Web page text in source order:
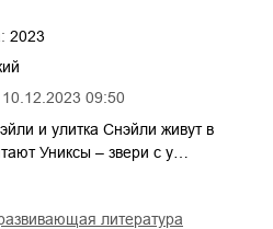
10.12.2023 09:50
2023
и улитка Снэйли живут в
Униксы – звери с у…
литература